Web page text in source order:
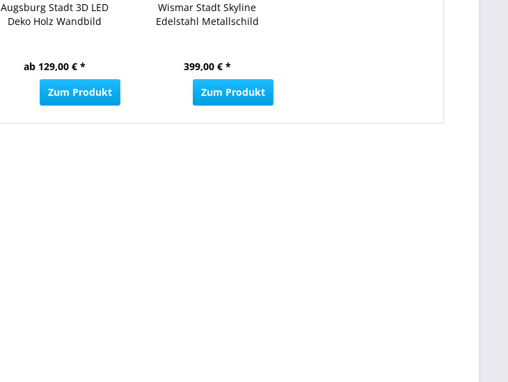
Augsburg Stadt 3D LED
Deko Holz Wandbild
ab 129,00 € *
Zum Produkt
Wismar Stadt Skyline
Edelstahl Metallschild
399,00 € *
Zum Produkt